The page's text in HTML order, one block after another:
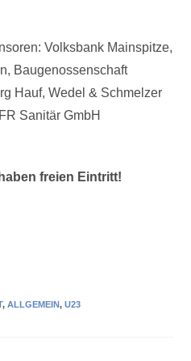
Volksbank Mainspitze,
Baugenossenschaft
Hauf, Wedel & Schmelzer
Sanitär GmbH
freien Eintritt!
, ALLGEMEIN, U23